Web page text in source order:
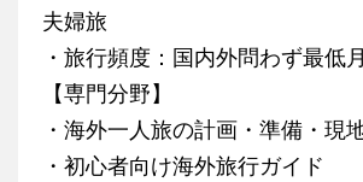
夫婦旅
・旅行頻度：国内外問わず最低
【専門分野】
・海外一人旅の計画・準備・現
・初心者向け海外旅行ガイド